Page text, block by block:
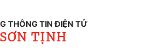
THÔNG TIN ĐIỆN TỬ
TỊNH